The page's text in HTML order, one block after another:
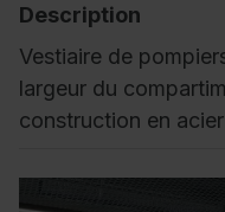
Description
Vestiaire de
largeur du
construction en